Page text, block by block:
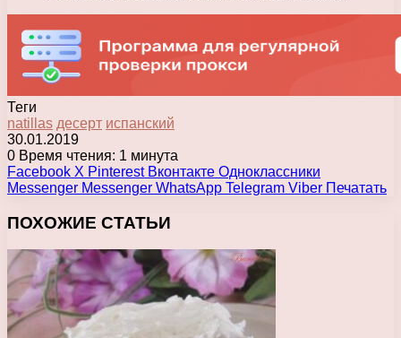
Теги
natillas десерт испанский
30.01.2019
0 Время чтения: 1 минута
Facebook X Pinterest Вконтакте Одноклассники
Messenger Messenger WhatsApp Telegram Viber Печатать
ПОХОЖИЕ СТАТЬИ